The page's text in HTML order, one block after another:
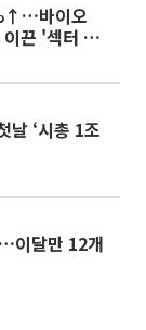
바이오
이끈 '섹터 장
날 ‘시총 1조
이달만 12개